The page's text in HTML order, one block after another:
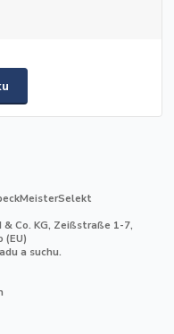
& Co. KG, Zeißstraße 1-7,
(EU)
a suchu.